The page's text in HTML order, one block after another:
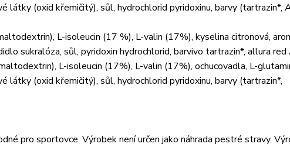
látky (oxid křemičitý), sůl, hydrochlorid pyridoxinu, barvy (tartrazin*,
L-isoleucin (17 %), L-valin (17%), kyselina citronová,
sukralóza, sůl, pyridoxin hydrochlorid, barvivo tartrazin*, allura red
L-isoleucin (17%), L-valin (17%), ochucovadla, L-
látky (oxid křemičitý), sůl, hydrochlorid pyridoxinu, barvy (tartrazin*,
pro sportovce. Výrobek není určen jako náhrada pestré stravy.